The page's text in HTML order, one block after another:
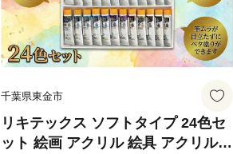
千葉県東金市
リキテックス ソフトタイプ 24色セ
ット 絵画 アクリル 絵具 アクリル絵